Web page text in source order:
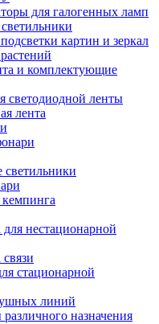
для галогенных ламп
картин и зеркал
и комплектующие
светодиодной ленты
лента
нестационарной
стационарной
линий
назначения